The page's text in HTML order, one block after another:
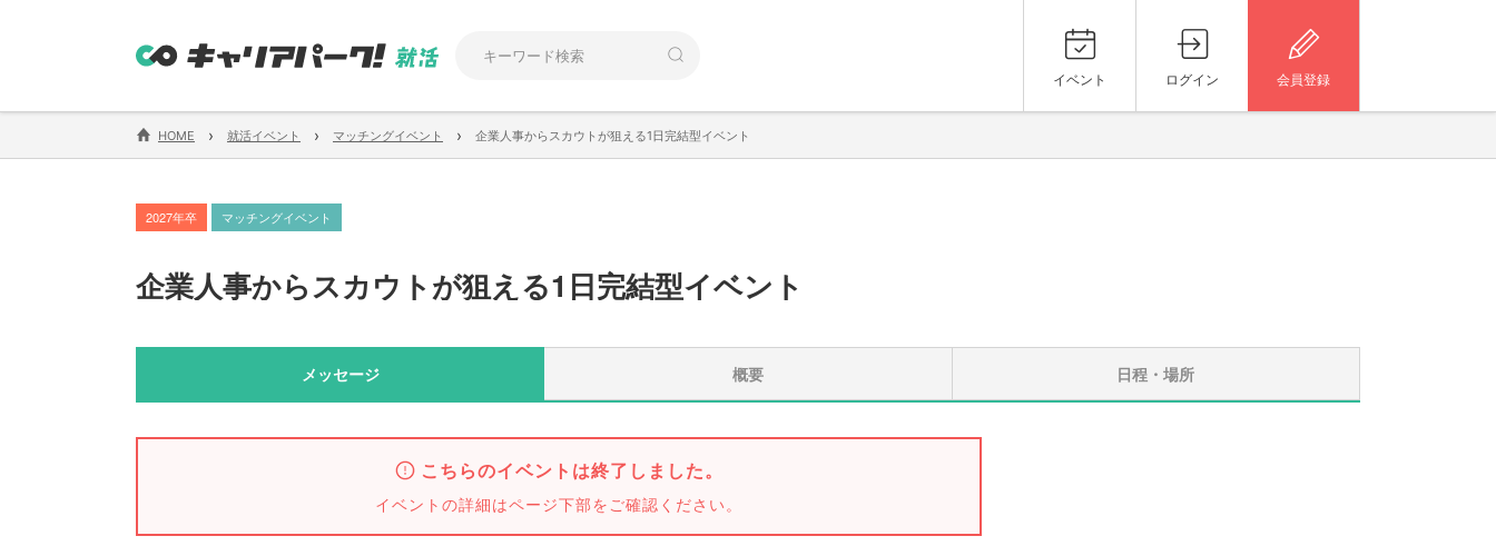
イベント ログイン 会員登録
HOME › 就活イベント › マッチングイベント › 企業人事からスカウトが狙える1日完結型イベント
2027年卒 マッチングイベント
企業人事からスカウトが狙える1日完結型イベント
メッセージ 概要 日程・場所
こちらのイベントは終了しました。
イベントの詳細はページ下部をご確認ください。